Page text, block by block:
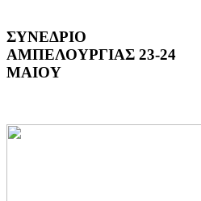
ΣΥΝΕΔΡΙΟ
ΑΜΠΕΛΟΥΡΓΙΑΣ 23-24
ΜΑΙΟΥ